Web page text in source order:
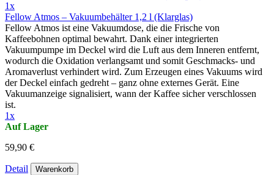
1x
Fellow Atmos – Vakuumbehälter 1,2 l (Klarglas)
Fellow Atmos ist eine Vakuumdose, die die Frische von
Kaffeebohnen optimal bewahrt. Dank einer integrierten
Vakuumpumpe im Deckel wird die Luft aus dem Inneren entfernt,
wodurch die Oxidation verlangsamt und somit Geschmacks- und
Aromaverlust verhindert wird. Zum Erzeugen eines Vakuums wird
der Deckel einfach gedreht – ganz ohne externes Gerät. Eine
Vakuumanzeige signalisiert, wann der Kaffee sicher verschlossen
ist.
1x
Auf Lager
59,90 €
Detail Warenkorb